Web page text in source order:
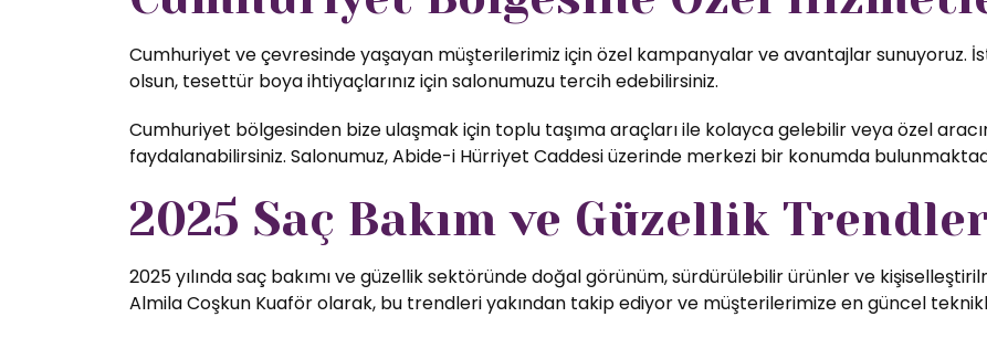
Cumhuriyet ve çevresinde yaşayan müşterilerimiz için özel kampanyalar ve avantajlar sunuyoruz.
olsun, tesettür boya ihtiyaçlarınız için salonumuzu tercih edebilirsiniz.
Cumhuriyet bölgesinden bize ulaşmak için toplu taşıma araçları ile kolayca gelebilir veya özel
faydalanabilirsiniz. Salonumuz, Abide-i Hürriyet Caddesi üzerinde merkezi bir konumda
2025 Saç Bakım ve Güzellik
2025 yılında saç bakımı ve güzellik sektöründe doğal görünüm, sürdürülebilir ürünler ve
Almila Coşkun Kuaför olarak, bu trendleri yakından takip ediyor ve müşterilerimize en güncel